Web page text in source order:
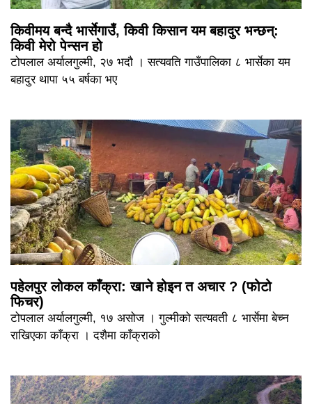
किवीमय बन्दै भार्सेगाउँ, किवी किसान यम बहादुर भन्छन्:
किवी मेरो पेन्सन हो
टोपलाल अर्यालगुल्मी, २७ भदौ । सत्यवति गाउँपालिका ८ भार्सेका यम
बहादुर थापा ५५ बर्षका भए
पहेलपुर लोकल काँक्रा: खाने होइन त अचार ? (फोटो
फिचर)
टोपलाल अर्यालगुल्मी, १७ असोज । गुल्मीको सत्यवती ८ भार्सेमा बेच्न
राखिएका काँक्रा । दशैमा काँक्राको